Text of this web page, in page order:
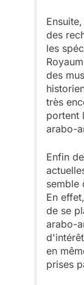
des
les
des
très
portent
arabo-
Enfin
semble
En
de se
arabo-
en
prises